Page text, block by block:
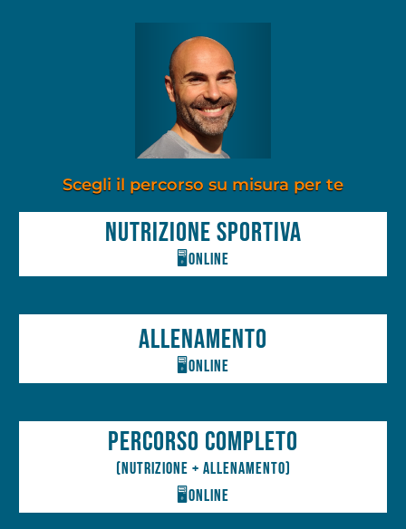
Scegli il percorso su misura per te
Nutrizione Sportiva
🖥️online
Allenamento
🖥️online
Percorso completo
(nutrizione + allenamento)
🖥️online